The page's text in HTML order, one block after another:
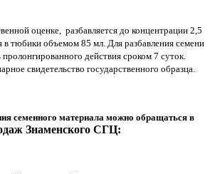
оценке, разбавляется до концентрации 2,5
в тюбики объемом 85 мл. Для разбавления семени
пролонгированного действия сроком 7 суток.
свидетельство государственного образца.
семенного материала можно обращаться в
Знаменского СГЦ: